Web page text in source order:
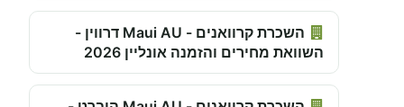
השכרת קרוואנים - Maui AU דרווין -
השוואת מחירים והזמנה אונליין 2026